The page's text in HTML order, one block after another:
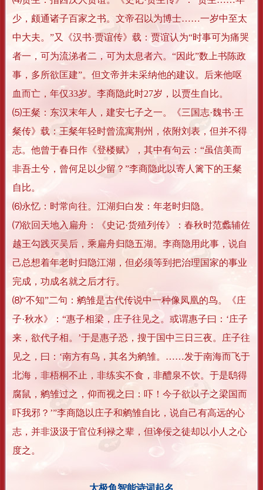
少，颇通诸子百家之书。文帝召以为博士……一岁中至太
中大夫。”又《汉书·贾谊传》载：贾谊认为“时事可为痛哭
者一，可为流涕者二，可为太息者六。“因此”数上书陈政
事，多所欲匡建”。但文帝并未采纳他的建议。后来他呕
血而亡，年仅33岁。李商隐此时27岁，以贾生自比。
⑸王粲：东汉末年人，建安七子之一。《三国志·魏书·王
粲传》载：王粲年轻时曾流寓荆州，依附刘表，但并不得
志。他曾于春日作《登楼赋》，其中有句云：“虽信美而
非吾土兮，曾何足以少留？”李商隐此以寄人篱下的王粲
自比。
⑹永忆：时常向往。江湖归白发：年老时归隐。
⑺欲回天地入扁舟：《史记·货殖列传》：春秋时范蠡辅佐
越王勾践灭吴后，乘扁舟归隐五湖。李商隐用此事，说自
己总想着年老时归隐江湖，但必须等到把治理国家的事业
完成，功成名就之后才行。
⑻“不知”二句：鹓雏是古代传说中一种像凤凰的鸟。《庄
子·秋水》：“惠子相梁，庄子往见之。或谓惠子曰：‘庄子
来，欲代子相。’于是惠子恐，搜于国中三日三夜。庄子往
见之，曰：‘南方有鸟，其名为鹓雏。……发于南海而飞于
北海，非梧桐不止，非练实不食，非醴泉不饮。于是鸱得
腐鼠，鹓雏过之，仰而视之曰：吓！今子欲以子之梁国而
吓我邪？’”李商隐以庄子和鹓雏自比，说自己有高远的心
志，并非汲汲于官位利禄之辈，但谗佞之徒却以小人之心
度之。